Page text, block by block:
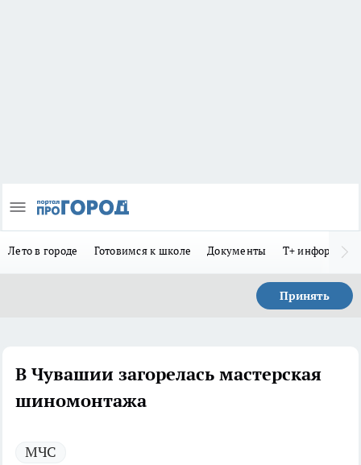
Лето в городе Готовимся к школе Документы Т+
Принять
В Чувашии загорелась мастерская
шиномонтажа
МЧС